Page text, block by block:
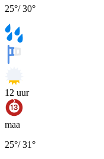
25°/30°
12 uur
maa
25°/31°